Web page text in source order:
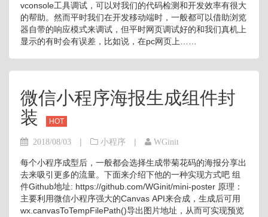
vconsole工具调试，可以对我们的代码检测和开发效率有很大
的帮助。然而平时我们在开发移动端时，一般都可以借助浏览
器自带的响应模式来调试，但平时网页调试好的和我们真机上
显示的有时会有误差，比如说，在pc网页上……
微信小程序海报生成组件封
装
HOT
2018/08/03 | 小程序 | WGinit
每个小程序成型后，一般都会选择生成带菊花码的海报分享出
去来吸引更多的流量。下面来介绍下他的一种实现方式吧 组
件Github地址: https://github.com/WGinit/mini-poster 原理：
主要利用微信小程序强大的Canvas API来合成，生成后可用
wx.canvasToTempFilePath()导出图片地址，从而可实现预览